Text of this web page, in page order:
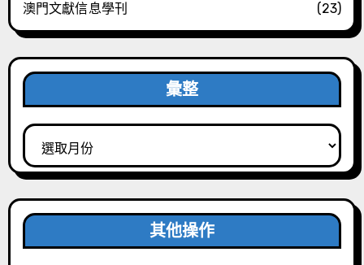
澳門文獻信息學刊 (23)
彙整
彙
整
其他操作